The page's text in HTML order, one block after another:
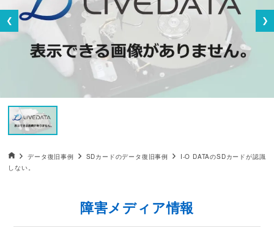
データ復旧事例
お客様の声
❮ ❯
データ復旧HOME
データ復旧事例 SDカードのデータ復旧事例
I-O DATAのSDカードが認識
しない。
障害メディア情報